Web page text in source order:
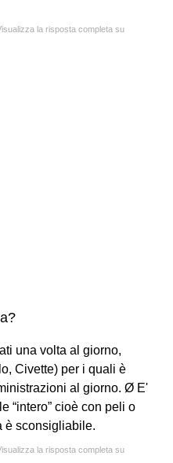
la risposta completa su
una volta al giorno,
Civette) per i quali è
al giorno. Ø E'
“intero” cioè con peli o
è sconsigliabile.
la risposta completa su